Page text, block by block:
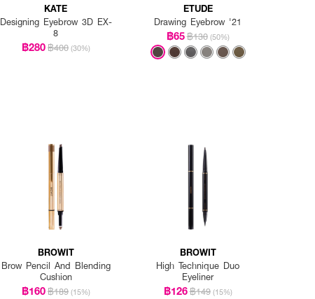
KATE
Designing Eyebrow 3D EX-
8
฿280฿400 (30%)
ETUDE
Drawing Eyebrow '21
฿65฿130 (50%)
BROWIT
Brow Pencil And Blending
Cushion
฿160฿189 (15%)
BROWIT
High Technique Duo
Eyeliner
฿126฿149 (15%)